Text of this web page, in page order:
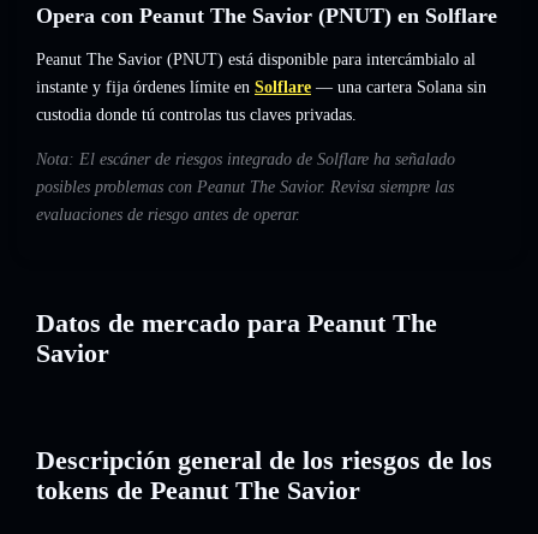
Opera con Peanut The Savior (PNUT) en Solflare
Peanut The Savior (PNUT) está disponible para intercámbialo al
instante y fija órdenes límite en Solflare — una cartera Solana sin
custodia donde tú controlas tus claves privadas.
Nota: El escáner de riesgos integrado de Solflare ha señalado
posibles problemas con Peanut The Savior. Revisa siempre las
evaluaciones de riesgo antes de operar.
Datos de mercado para Peanut The
Savior
Descripción general de los riesgos de los
tokens de Peanut The Savior